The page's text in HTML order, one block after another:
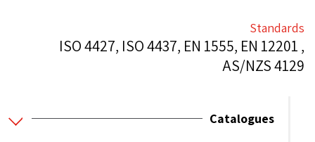
Standards
ISO 4427, ISO 4437, EN 1555, EN 12201 ,
AS/NZS 4129
Catalogues